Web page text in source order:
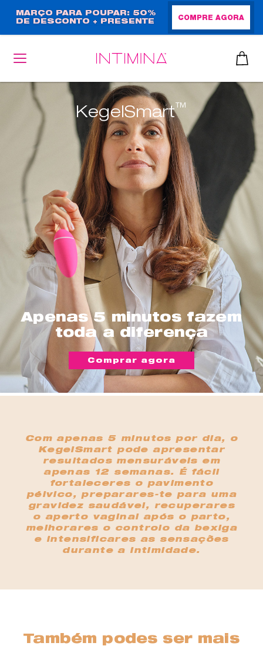
para
o
conteúdo
principal
MARÇO PARA POUPAR: 50%
DE DESCONTO + PRESENTE
COMPRE AGORA
Apenas 5 minutos fazem
toda a diferença
KegelSmart™
Comprar agora
Com apenas 5 minutos por dia, o
KegelSmart pode apresentar
resultados mensuráveis em
apenas 12 semanas. É fácil
fortaleceres o pavimento
pélvico, preparares-te para uma
gravidez saudável, recuperares
o aperto vaginal após o parto,
melhorares o controlo da bexiga
e intensificares as sensações
durante a intimidade.
Também podes ser mais